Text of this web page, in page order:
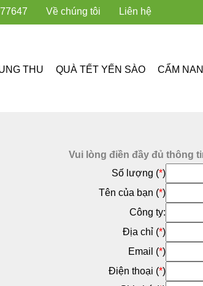
Về chúng tôi Liên hệ
THU QUÀ TẾT YẾN SÀO CẨM
Vui lòng điền đầy đủ thông
Số lượng (*)
Tên của bạn (*)
Công ty:
Địa chỉ (*)
Email (*)
Điện thoại (*)